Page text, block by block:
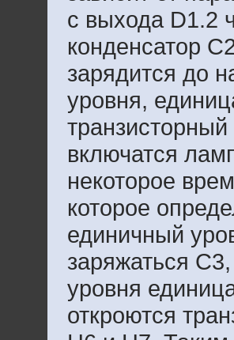
с выхода D1.2
конденсатор
зарядится до
уровня,
включатся
некоторое
которое
единичный
заряжаться
уровня
откроются